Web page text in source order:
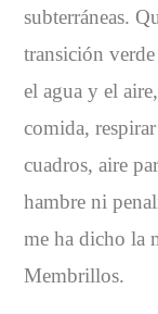
subterráneas.
transición verde
el agua y el
comida,
cuadros, aire
hambre ni
me ha dicho la
Membrillos.